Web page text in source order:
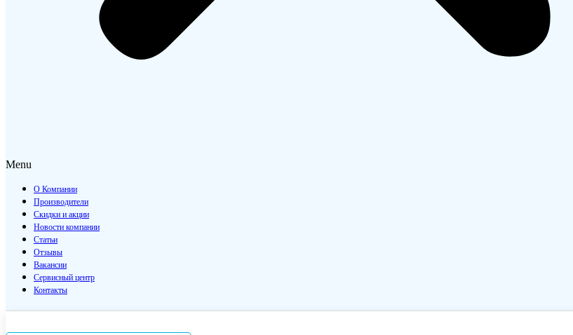
Menu
О Компании
Производители
Скидки и акции
Новости компании
Статьи
Отзывы
Вакансии
Сервисный центр
Контакты